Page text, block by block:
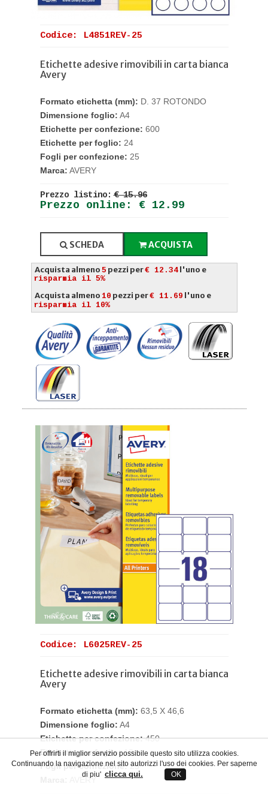
Codice: L4851REV-25
Etichette adesive rimovibili in carta bianca
Avery
Formato etichetta (mm): D. 37 ROTONDO
Dimensione foglio: A4
Etichette per confezione: 600
Etichette per foglio: 24
Fogli per confezione: 25
Marca: AVERY
Prezzo listino: € 15.96
Prezzo online: € 12.99
SCHEDA ACQUISTA
Acquista almeno 5 pezzi per€ 12.34l'uno e
risparmia il 5%
Acquista almeno 10 pezzi per€ 11.69 l'uno e
risparmia il 10%
Codice: L6025REV-25
Etichette adesive rimovibili in carta bianca
Avery
Formato etichetta (mm): 63,5 X 46,6
Dimensione foglio: A4
Etichette per confezione: 450
Etichette per foglio: 18
Fogli per confezione: 25
AVERY
Per offrirti il miglior servizio possibile questo sito utilizza cookies.
Continuando la navigazione nel sito autorizzi l'uso dei cookies. Per saperne
di piu' clicca qui. OK